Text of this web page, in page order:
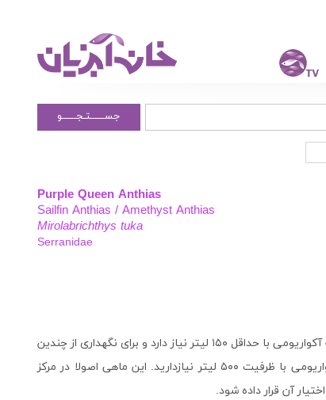
جســــــتـجــــــو
Purple Queen Anthias
Sailfin Anthias / Amethyst Anthias
Mirolabrichthys tuka
Serranidae
این ماهی در سال ۱۹۷۲ کشف شده است و برای نگهداری یک عدد به آکواریومی با حداقل ۱۵۰ لیتر نیاز دارد و برای نگهداری از چندین
عدد که بهتر است یک ماهی نر به همراه چندین ماده باشد به آکواریومی با ظرفیت ۵۰۰ لیتر نیازدارید. این ماهی اصولا در مرکز
آن قرار داده شود.